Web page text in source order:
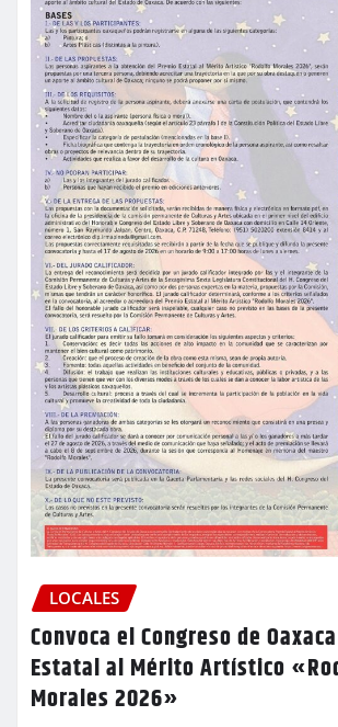
LOCALES
Convoca el Congreso de
Estatal al Mérito Artístico
Morales 2026»